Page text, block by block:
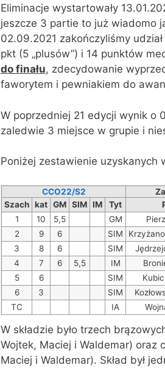
Eliminacje wystartowały
jeszcze 3 partie to już wiadomo
02.09.2021 zakończyliśmy
pkt (5 „plusów”) i 14 punktów
do finału, zdecydowanie
faworytem i pewniakiem do
W poprzedniej 21 edycji wynik o
zaledwie 3 miejsce w grupie i
Poniżej zestawienie uzyskanych
CCO22/S2
Szach kat GM SIM IM Tyt
1
10 5,5 GM
2
9 6 SIM
3
8 6 SIM
4
7 6 5,5 IM
5
6 SIM
6
3 SIM
TC
IA
W składzie było trzech
Wojtek, Maciej i Waldemar) oraz
Maciej i Waldemar). Skład był